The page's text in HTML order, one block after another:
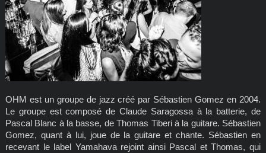
OHM est un groupe de jazz créé par Sébastien Gomez en 2004.
Le groupe est composé de Claude Saragossa à la batterie, de
Pascal Blanc à la basse, de Thomas Tiberi à la guitare. Sébastien
Gomez, quant à lui, joue de la guitare et chante. Sébastien en
recevant le label Yamahava rejoint ainsi Pascal et Thomas, qui